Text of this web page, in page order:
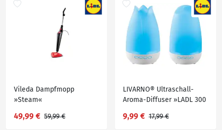
Vileda Dampfmopp
»Steam«
49,99 € 59,99 €
LIVARNO® Ultraschall-
Aroma-Diffuser »LADL 300
9,99 € 17,99 €